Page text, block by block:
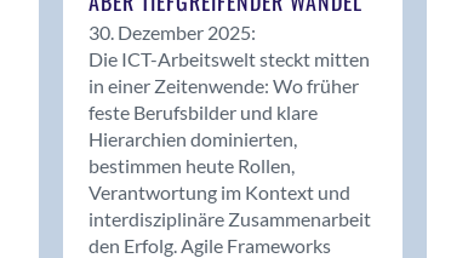
Bassersdorf
Benken (SG)
Bergdietikon
Bern - Liebefeld
30. Dezember 2025:
Die ICT-Arbeitswelt steckt mitten
in einer Zeitenwende: Wo früher
feste Berufsbilder und klare
Hierarchien dominierten,
bestimmen heute Rollen,
Verantwortung im Kontext und
interdisziplinäre Zusammenarbeit
den Erfolg. Agile Frameworks